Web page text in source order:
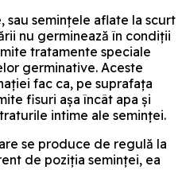
sau semințele aflate la scurt
nu germinează în condiții
tratamente speciale
germinative. Aceste
fac ca, pe suprafața
fisuri așa încât apa și
intime ale seminței.
se produce de regulă la
de poziția seminței, ea